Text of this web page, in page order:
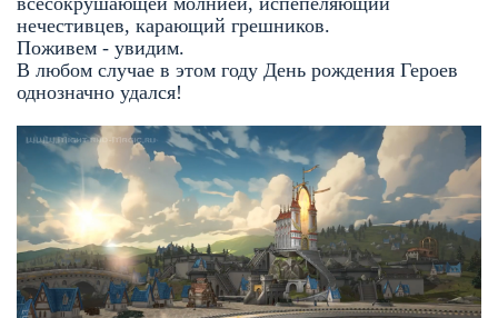
нечестивцев, карающий грешников.
Поживем - увидим.
В любом случае в этом году День рождения Героев
однозначно удался!